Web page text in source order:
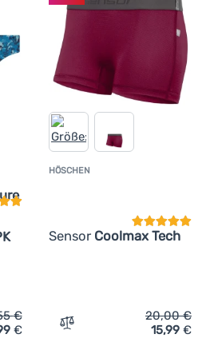
Under Armour UA Pure
€
€
HÖSCHEN
Sensor Coolmax Tech
Zum Vergleich 'Höschen
20,00€
15,99 €